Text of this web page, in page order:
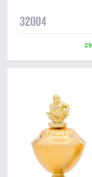
32004
29